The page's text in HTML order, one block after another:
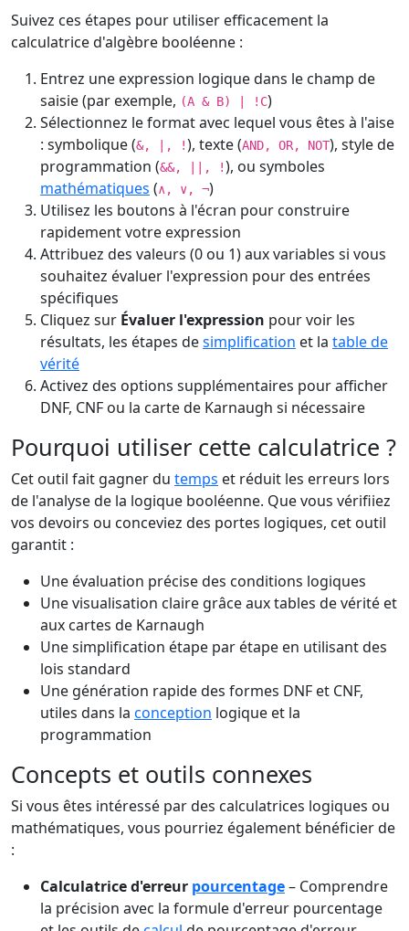
Suivez ces étapes pour utiliser efficacement la
calculatrice d'algèbre booléenne :
Entrez une expression logique dans le champ de
saisie (par exemple, (A & B) | !C)
Sélectionnez le format avec lequel vous êtes à l'aise
: symbolique (&, |, !), texte (AND, OR, NOT), style de
programmation (&&, ||, !), ou symboles
mathématiques (∧, ∨, ¬)
Utilisez les boutons à l'écran pour construire
rapidement votre expression
Attribuez des valeurs (0 ou 1) aux variables si vous
souhaitez évaluer l'expression pour des entrées
spécifiques
Cliquez sur Évaluer l'expression pour voir les
résultats, les étapes desimplification et la table de
vérité
Activez des options supplémentaires pour afficher
DNF, CNF ou la carte de Karnaugh si nécessaire
Pourquoi utiliser cette calculatrice ?
Cet outil fait gagner du temps et réduit les erreurs lors
de l'analyse de la logique booléenne. Que vous vérifiiez
vos devoirs ou conceviez des portes logiques, cet outil
garantit :
Une évaluation précise des conditions logiques
Une visualisation claire grâce aux tables de vérité et
aux cartes de Karnaugh
Une simplification étape par étape en utilisant des
lois standard
Une génération rapide des formes DNF et CNF,
utiles dans la conception logique et la
programmation
Concepts et outils connexes
Si vous êtes intéressé par des calculatrices logiques ou
mathématiques, vous pourriez également bénéficier de
:
Calculatrice d'erreur pourcentage– Comprendre
la précision avec la formule d'erreur pourcentage